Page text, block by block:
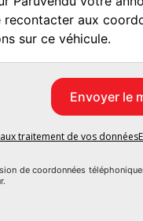
traitement de vos données
de coordonnées